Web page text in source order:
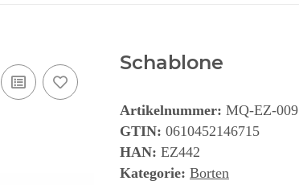
Schablone
Artikelnummer: MQ-EZ-009
GTIN: 0610452146715
HAN: EZ442
Kategorie: Borten